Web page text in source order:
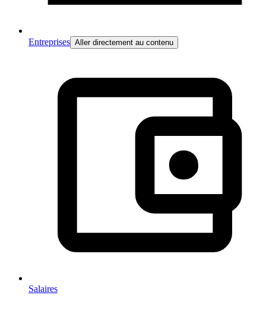
Entreprises Aller directement au contenu
Salaires